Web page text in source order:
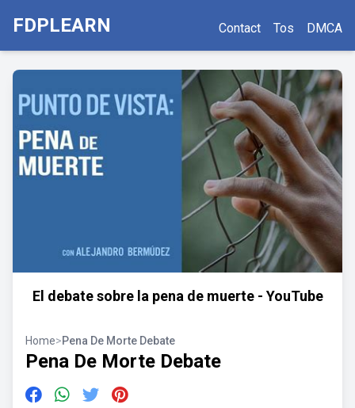
FDPLEARN Contact Tos DMCA
El debate sobre la pena de muerte - YouTube
Home>Pena De Morte Debate
Pena De Morte Debate